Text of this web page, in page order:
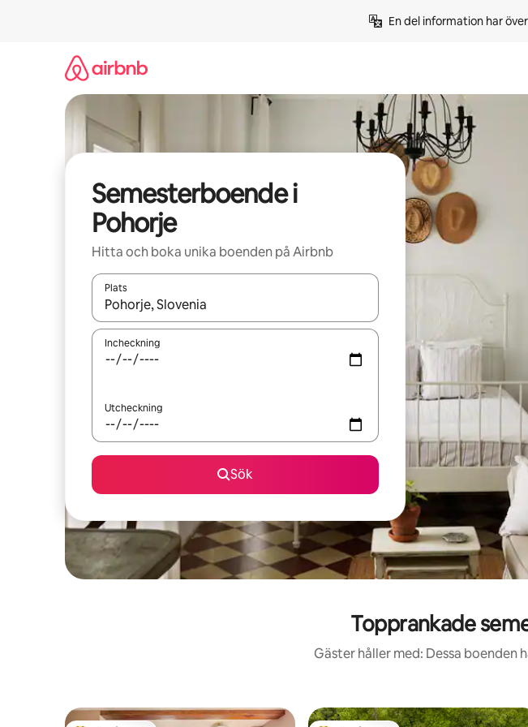
En del information har
Semesterboende i
Pohorje
Hitta och boka unika boenden på Airbnb
Plats
När resultaten är tillgängliga kan du navigera med upp- och nedåtpilarna eller
Incheckning
Utcheckning
Sök
Topprankade
Gäster håller med: Dessa boenden